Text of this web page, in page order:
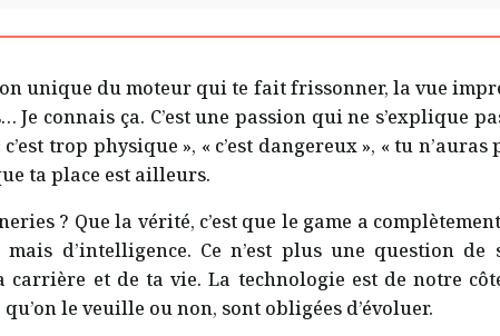
unique du moteur qui te fait frissonner, la vue
connais ça. C’est une passion qui ne s’explique
trop physique », « c’est dangereux », « tu
ta place est ailleurs.
? Que la vérité, c’est que le game a
d’intelligence. Ce n’est plus une question
et de ta vie. La technologie est de notre
le veuille ou non, sont obligées d’évoluer.